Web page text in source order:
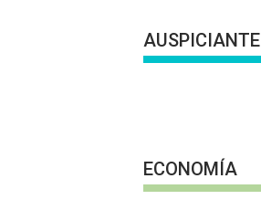
AUSPICIANTE
ECONOMÍA